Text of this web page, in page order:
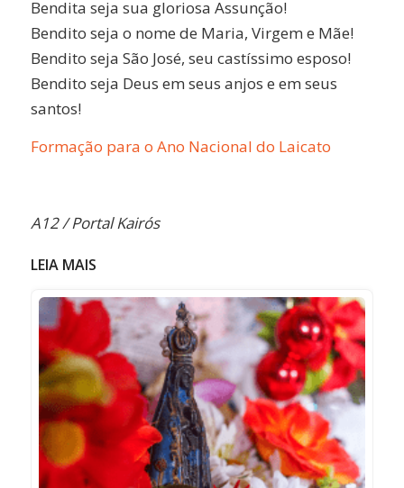
Bendita seja sua gloriosa Assunção!
Bendito seja o nome de Maria, Virgem e Mãe!
Bendito seja São José, seu castíssimo esposo!
Bendito seja Deus em seus anjos e em seus
santos!
Formação para o Ano Nacional do Laicato
A12 / Portal Kairós
LEIA MAIS